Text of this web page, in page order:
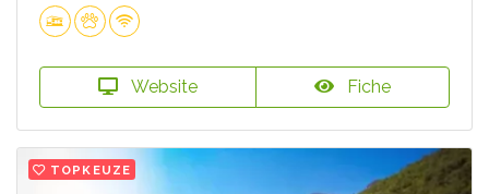
Website Fiche
TOPKEUZE